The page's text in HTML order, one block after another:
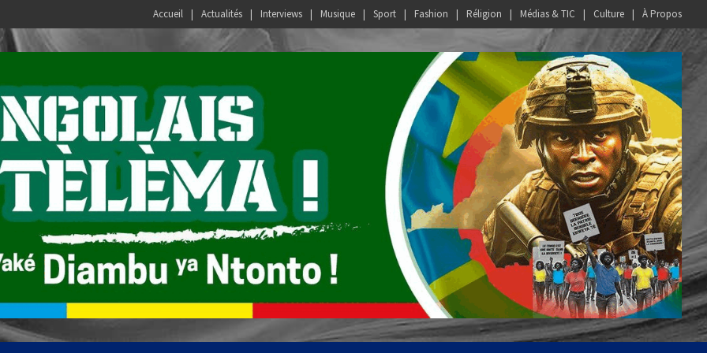
Accueil Actualités Interviews Musique Sport Fashion Réligion Médias & TIC Culture À Propos